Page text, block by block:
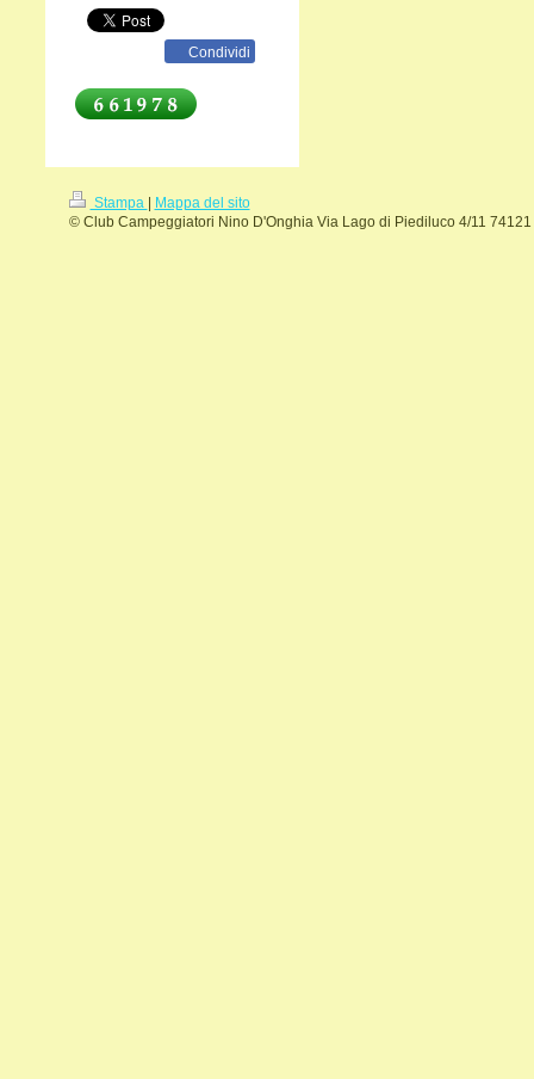
Condividi
Stampa | Mappa del sito
© Club Campeggiatori Nino D'Onghia Via Lago di Piediluco 4/11 74121